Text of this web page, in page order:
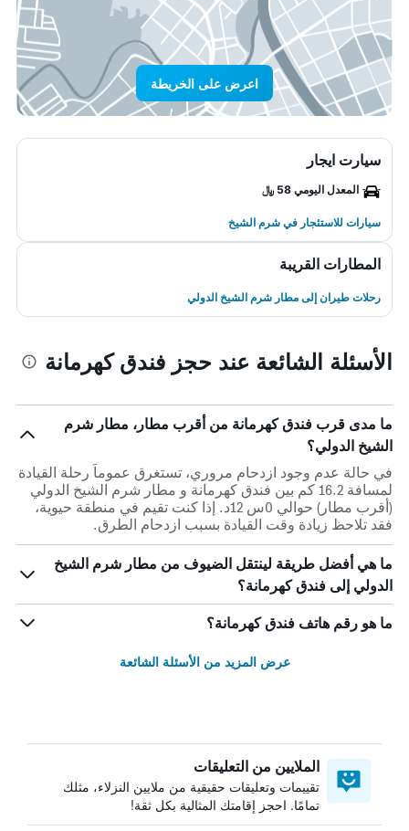
اعرض على الخريطة
سيارت ايجار
المعدل اليومي 58 ﷼
سيارات للاستئجار في شرم الشيخ
المطارات القريبة
رحلات طيران إلى مطار شرم الشيخ الدولي
الأسئلة الشائعة عند حجز فندق كهرمانة
ما مدى قرب فندق كهرمانة من أقرب مطار، مطار شرم
الشيخ الدولي؟
في حالة عدم وجود ازدحام مروري، تستغرق عموماً رحلة القيادة
لمسافة 16.2 كم بين فندق كهرمانة و مطار شرم الشيخ الدولي
(أقرب مطار) حوالي 0س 12د. إذا كنت تقيم في منطقة حيوية،
فقد تلاحظ زيادة وقت القيادة بسبب ازدحام الطرق.
ما هي أفضل طريقة لينتقل الضيوف من مطار شرم الشيخ
الدولي إلى فندق كهرمانة؟
ما هو رقم هاتف فندق كهرمانة؟
عرض المزيد من الأسئلة الشائعة
الملايين من التعليقات
تقييمات وتعليقات حقيقية من ملايين النزلاء، مثلك
تمامًا. احجز إقامتك المثالية بكل ثقة!